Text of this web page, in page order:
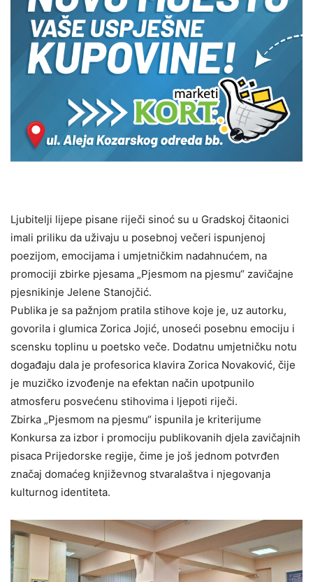
Ljubitelji lijepe pisane riječi sinoć su u Gradskoj čitaonici
imali priliku da uživaju u posebnoj večeri ispunjenoj
poezijom, emocijama i umjetničkim nadahnućem, na
promociji zbirke pjesama „Pjesmom na pjesmu“ zavičajne
pjesnikinje Jelene Stanojčić.
Publika je sa pažnjom pratila stihove koje je, uz autorku,
govorila i glumica Zorica Jojić, unoseći posebnu emociju i
scensku toplinu u poetsko veče. Dodatnu umjetničku notu
događaju dala je profesorica klavira Zorica Novaković, čije
je muzičko izvođenje na efektan način upotpunilo
atmosferu posvećenu stihovima i ljepoti riječi.
Zbirka „Pjesmom na pjesmu“ ispunila je kriterijume
Konkursa za izbor i promociju publikovanih djela zavičajnih
pisaca Prijedorske regije, čime je još jednom potvrđen
značaj domaćeg književnog stvaralaštva i njegovanja
kulturnog identiteta.